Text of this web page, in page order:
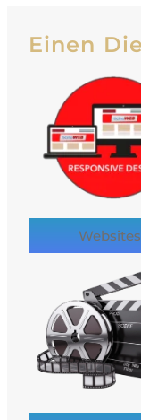
Einen
Websites